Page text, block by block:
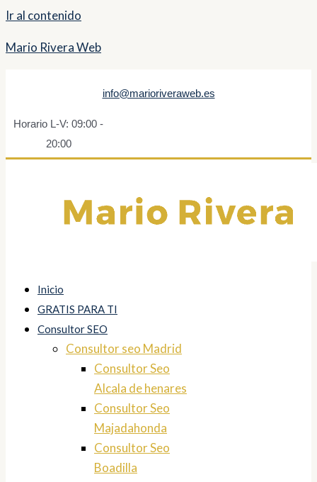
Ir al contenido
Mario Rivera Web
info@marioriveraweb.es
Horario L-V: 09:00 -
20:00
Inicio
GRATIS PARA TI
Consultor SEO
Consultor seo Madrid
Consultor Seo
Alcala de henares
Consultor Seo
Majadahonda
Consultor Seo
Boadilla